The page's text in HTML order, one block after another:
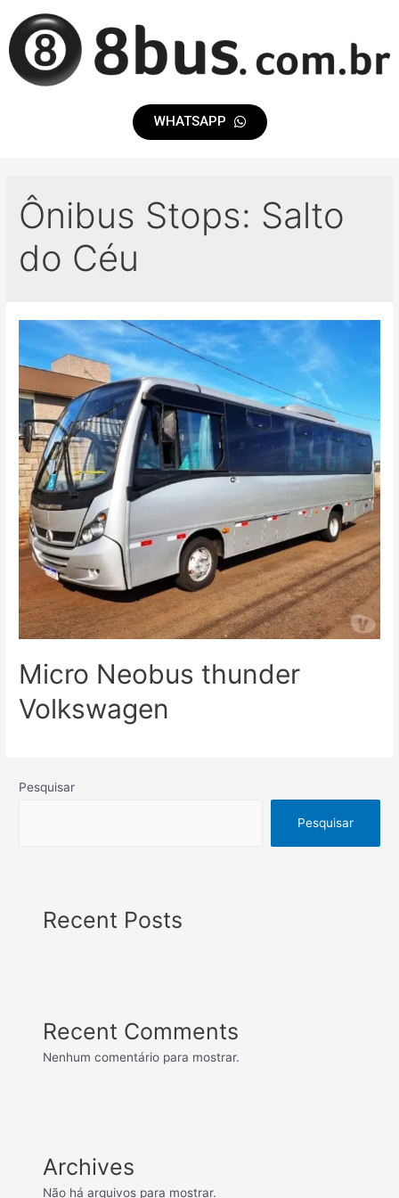
WHATSAPP
Ônibus Stops: Salto
do Céu
Micro Neobus thunder
Volkswagen
Pesquisar
Pesquisar
Recent Posts
Recent Comments
Nenhum comentário para mostrar.
Archives
Não há arquivos para mostrar.